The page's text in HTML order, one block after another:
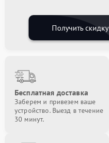
Получить скидку
Бесплатная доставка
Заберем и привезем ваше
устройство. Выезд в течение
30 минут.